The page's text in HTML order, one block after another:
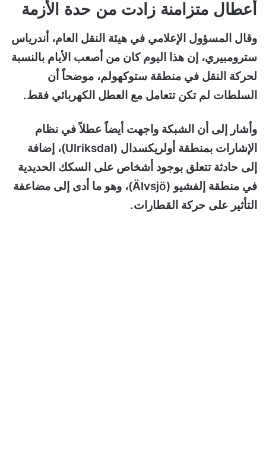
أعطال متزامنة زادت من حدة الأزمة
وقال المسؤول الإعلامي في هيئة النقل العام، أندرياس
سترومبيري، إن هذا اليوم كان من أصعب الأيام بالنسبة
لحركة النقل في منطقة ستوكهولم، موضحاً أن
السلطات لم تكن تتعامل مع العطل الكهربائي فقط.
وأشار إلى أن الشبكة واجهت أيضاً عطلاً في نظام
الإشارات بمنطقة أولريكسدال (Ulriksdal)، إضافة
إلى حادثة تتعلق بوجود أشخاص على السكك الحديدية
في منطقة إلفشيو (Älvsjö)، وهو ما أدى إلى مضاعفة
التأثير على حركة القطارات.